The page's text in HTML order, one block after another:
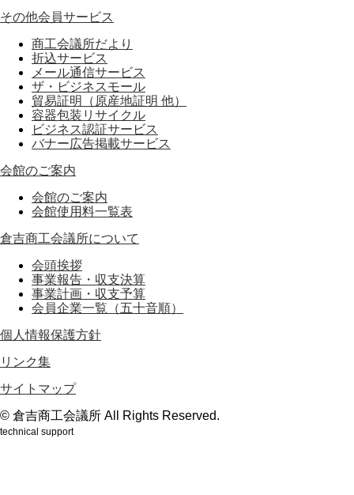
その他会員サービス
商工会議所だより
折込サービス
メール通信サービス
ザ・ビジネスモール
貿易証明（原産地証明 他）
容器包装リサイクル
ビジネス認証サービス
バナー広告掲載サービス
会館のご案内
会館のご案内
会館使用料一覧表
倉吉商工会議所について
会頭挨拶
事業報告・収支決算
事業計画・収支予算
会員企業一覧（五十音順）
個人情報保護方針
リンク集
サイトマップ
© 倉吉商工会議所 All Rights Reserved.
technical support